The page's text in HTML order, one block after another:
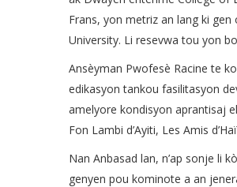
Frans, yon metriz an lang ki
University. Li resevwa tou yon
Ansèyman Pwofesè Racine te
edikasyon tankou fasilitasyon
amelyore kondisyon aprantisaj
Fon Lambi d’Ayiti, Les Amis
Nan Anbasad lan, n’ap sonje li
genyen pou kominote a an